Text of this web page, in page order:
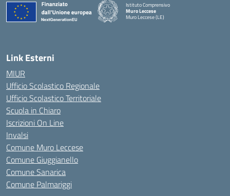
Istituto Comprensivo
Muro Leccese
Muro Leccese (LE)
Link Esterni
MIUR
Ufficio Scolastico Regionale
Ufficio Scolastico Territoriale
Scuola in Chiaro
Iscrizioni On Line
Invalsi
Comune Muro Leccese
Comune Giuggianello
Comune Sanarica
Comune Palmariggi